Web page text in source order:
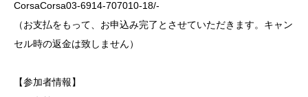
CorsaCorsa03-6914-707010-18/-
（お支払をもって、お申込み完了とさせていただきます。キャン
セル時の返金は致しません）
【参加者情報】